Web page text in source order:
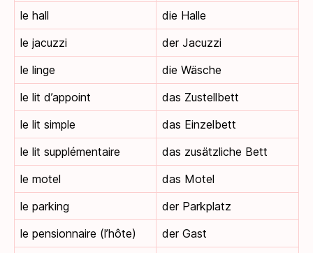
le hall
die Halle
le jacuzzi
der Jacuzzi
le linge
die Wäsche
le lit d’appoint
das Zustellbett
le lit simple
das Einzelbett
le lit supplémentaire
das zusätzliche Bett
le motel
das Motel
le parking
der Parkplatz
le pensionnaire (l’hôte)
der Gast